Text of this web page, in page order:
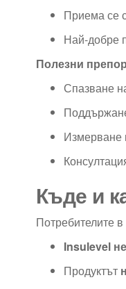
Приема се
Най-добре
Полезни
Спазване
Измерване
Къде и
Потребителите
Insulevel
Продуктът